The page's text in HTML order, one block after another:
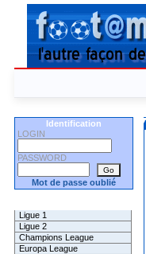
Identification
LOGIN
PASSWORD
Mot de passe oublié
Ligue 1
Ligue 2
Champions League
Europa League